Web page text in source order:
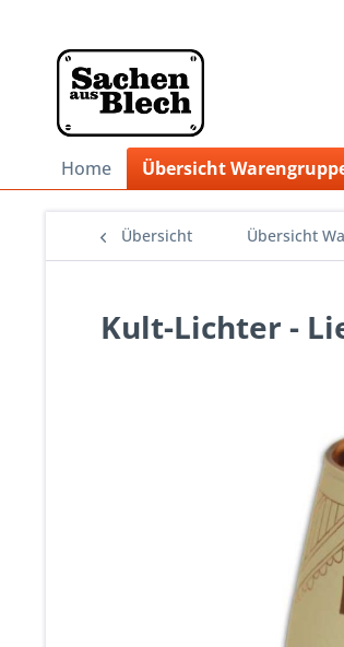
Home Übersicht
Übersicht Übersicht
Kult-Lichter -